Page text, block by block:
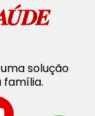
solução